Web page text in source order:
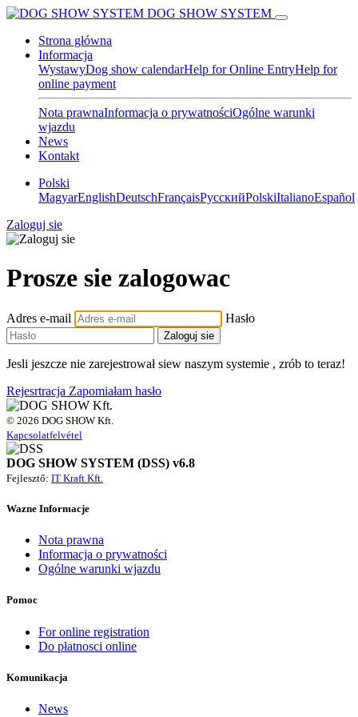
DOG SHOW SYSTEM
Strona główna
Informacja
WystawyDog show calendarHelp for Online EntryHelp for
online payment
Nota prawnaInformacja o prywatnościOgólne warunki
wjazdu
News
Kontakt
Polski
MagyarEnglishDeutschFrançaisPусскийPolskiItalianoEspañol
Zaloguj sie
Prosze sie zalogowac
Adres e-mail Hasło
Jesli jeszcze nie zarejestrował siew naszym systemie , zrób to teraz!
Rejesrtracja Zapomiałam hasło
© 2026 DOG SHOW Kft.
Kapcsolatfelvétel
DOG SHOW SYSTEM (DSS) v6.8
Fejlesztő: IT Kraft Kft.
Wazne Informacje
Nota prawna
Informacja o prywatności
Ogólne warunki wjazdu
Pomoc
For online registration
Do płatnosci online
Komunikacja
News